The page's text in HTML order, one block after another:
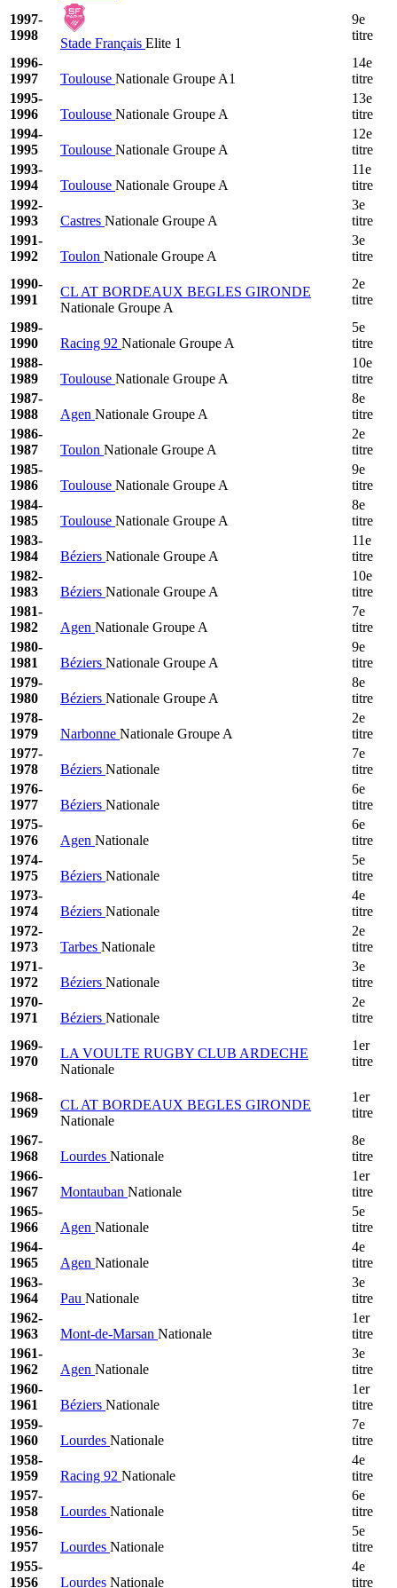
1997-
1998
Stade Français Elite 1
9e
titre
1996-
1997
Toulouse Nationale Groupe A1
14e
titre
1995-
1996
Toulouse Nationale Groupe A
13e
titre
1994-
1995
Toulouse Nationale Groupe A
12e
titre
1993-
1994
Toulouse Nationale Groupe A
11e
titre
1992-
1993
Castres Nationale Groupe A
3e
titre
1991-
1992
Toulon Nationale Groupe A
3e
titre
1990-
1991
CL AT BORDEAUX BEGLES GIRONDE
Nationale Groupe A
2e
titre
1989-
1990
Racing 92 Nationale Groupe A
5e
titre
1988-
1989
Toulouse Nationale Groupe A
10e
titre
1987-
1988
Agen Nationale Groupe A
8e
titre
1986-
1987
Toulon Nationale Groupe A
2e
titre
1985-
1986
Toulouse Nationale Groupe A
9e
titre
1984-
1985
Toulouse Nationale Groupe A
8e
titre
1983-
1984
Béziers Nationale Groupe A
11e
titre
1982-
1983
Béziers Nationale Groupe A
10e
titre
1981-
1982
Agen Nationale Groupe A
7e
titre
1980-
1981
Béziers Nationale Groupe A
9e
titre
1979-
1980
Béziers Nationale Groupe A
8e
titre
1978-
1979
Narbonne Nationale Groupe A
2e
titre
1977-
1978
Béziers Nationale
7e
titre
1976-
1977
Béziers Nationale
6e
titre
1975-
1976
Agen Nationale
6e
titre
1974-
1975
Béziers Nationale
5e
titre
1973-
1974
Béziers Nationale
4e
titre
1972-
1973
Tarbes Nationale
2e
titre
1971-
1972
Béziers Nationale
3e
titre
1970-
1971
Béziers Nationale
2e
titre
1969-
1970
LA VOULTE RUGBY CLUB ARDECHE
Nationale
1er
titre
1968-
1969
CL AT BORDEAUX BEGLES GIRONDE
Nationale
1er
titre
1967-
1968
Lourdes Nationale
8e
titre
1966-
1967
Montauban Nationale
1er
titre
1965-
1966
Agen Nationale
5e
titre
1964-
1965
Agen Nationale
4e
titre
1963-
1964
Pau Nationale
3e
titre
1962-
1963
Mont-de-Marsan Nationale
1er
titre
1961-
1962
Agen Nationale
3e
titre
1960-
1961
Béziers Nationale
1er
titre
1959-
1960
Lourdes Nationale
7e
titre
1958-
1959
Racing 92 Nationale
4e
titre
1957-
1958
Lourdes Nationale
6e
titre
1956-
1957
Lourdes Nationale
5e
titre
1955-
1956
Lourdes Nationale
4e
titre